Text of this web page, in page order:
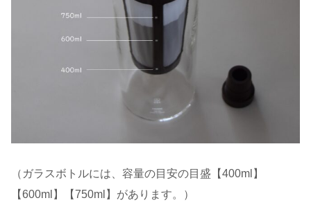
（ガラスボトルには、容量の目安の目盛【400ml】
【600ml】【750ml】があります。）